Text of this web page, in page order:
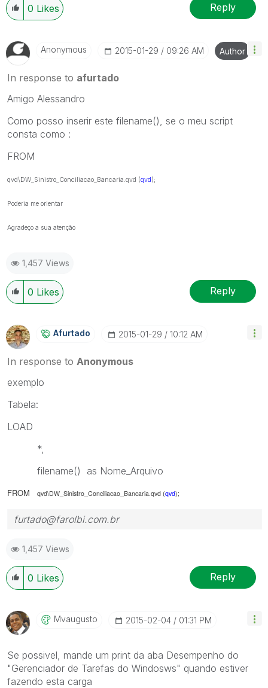
0 Likes Reply
Anonymous ‎2015-01-29 09:26 AM Author
In response to afurtado
Amigo Alessandro
Como posso inserir este filename(), se o meu script
consta como :
FROM
qvd\DW_Sinistro_Conciliacao_Bancaria.qvd (qvd);
Poderia me orientar
Agradeço a sua atenção
1,457 Views
0 Likes Reply
Afurtado ‎2015-01-29 10:12 AM
In response to Anonymous
exemplo
Tabela:
LOAD
*,
filename() as Nome_Arquivo
FROM qvd\DW_Sinistro_Conciliacao_Bancaria.qvd (qvd);
furtado@farolbi.com.br
1,457 Views
0 Likes Reply
Mvaugusto ‎2015-02-04 01:31 PM
Se possivel, mande um print da aba Desempenho do
"Gerenciador de Tarefas do Windosws" quando estiver
fazendo esta carga